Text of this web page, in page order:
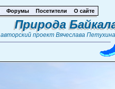
Форумы Посетители О сайте
Природа
авторский проект Вячеслава Петухина